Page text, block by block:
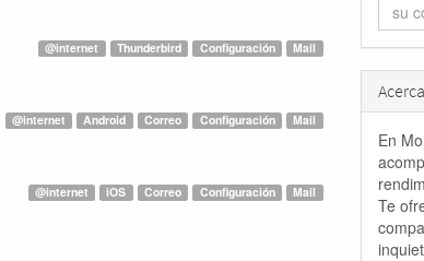
Mail
Configuración
Thunderbird
@internet
Mail
Configuración
Correo
Android
@internet
Mail
Configuración
Correo
iOS
@internet
En
Te